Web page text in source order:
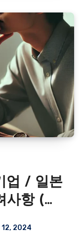
업 / 일본
사항 (장
2024